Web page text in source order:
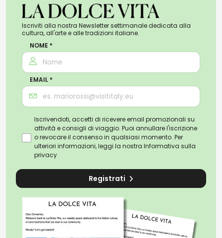
Iscriviti alla nostra Newsletter settimanale dedicata alla
cultura, all'arte e alle tradizioni italiane.
NOME *
EMAIL *
Iscrivendoti, accetti di ricevere email promozionali su
attività e consigli di viaggio. Puoi annullare l'iscrizione
o revocare il consenso in qualsiasi momento. Per
ulteriori informazioni, leggi la nostra Informativa sulla
privacy
Registrati